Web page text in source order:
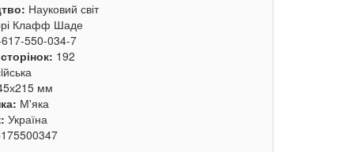
Науковий світ
Клафф Шаде
550-034-7
192
мм
М'яка
Україна